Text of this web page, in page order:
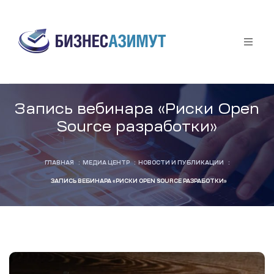
Запись вебинара «Риски Open
Source разработки»
ГЛАВНАЯ : МЕДИА ЦЕНТР : НОВОСТИ И ПУБЛИКАЦИИ :
ЗАПИСЬ ВЕБИНАРА «РИСКИ OPEN SOURCE РАЗРАБОТКИ»